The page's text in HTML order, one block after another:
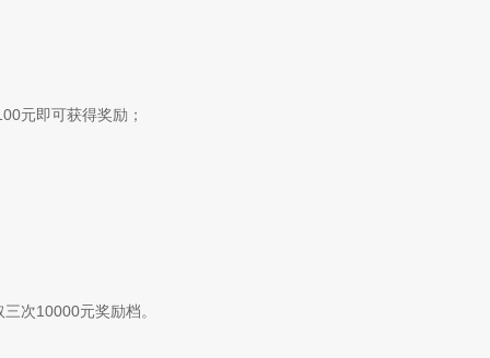
元即可获得奖励；
次10000元奖励档。